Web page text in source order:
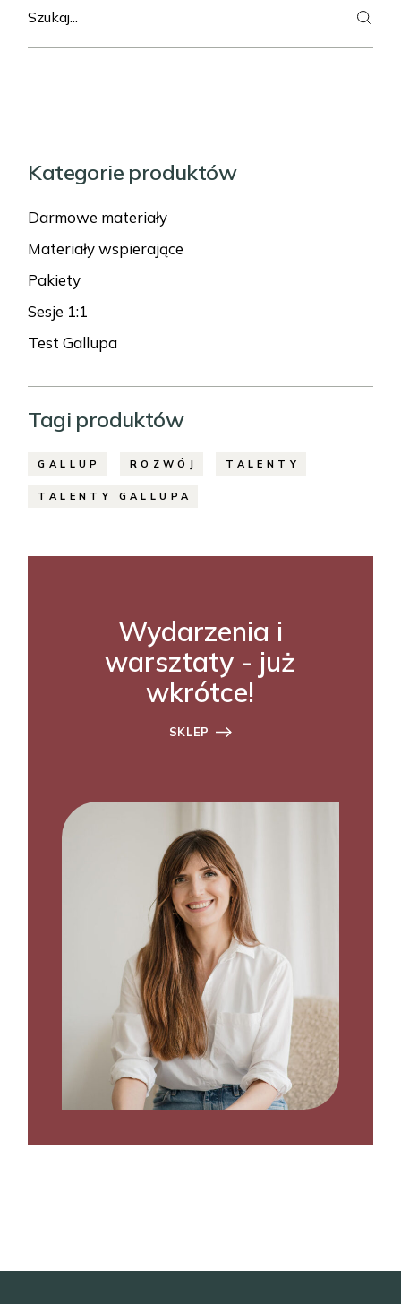
Kategorie produktów
Darmowe materiały
Materiały wspierające
Pakiety
Sesje 1:1
Test Gallupa
Tagi produktów
GALLUP ROZWÓJ TALENTY
TALENTY GALLUPA
Wydarzenia i
warsztaty - już
wkrótce!
SKLEP